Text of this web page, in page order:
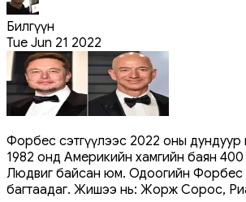
Билгүүн
Tue Jun 21 2022
Форбес сэтгүүлээс 2022 оны дундуур
1982 онд Америкийн хамгийн баян
Людвиг байсан юм. Одоогийн Форбес
багтаадаг. Жишээ нь: Жорж Сорос,